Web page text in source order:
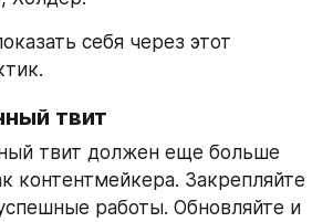
себя через этот
твит
твит должен еще больше
контентмейкера. Закрепляйте
работы. Обновляйте и